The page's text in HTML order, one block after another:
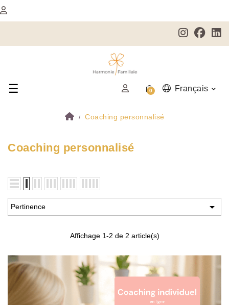
Basculer la navigation
☰ 0 Français
Coaching personnalisé
Coaching personnalisé
Pertinence 
Affichage 1-2 de 2 article(s)